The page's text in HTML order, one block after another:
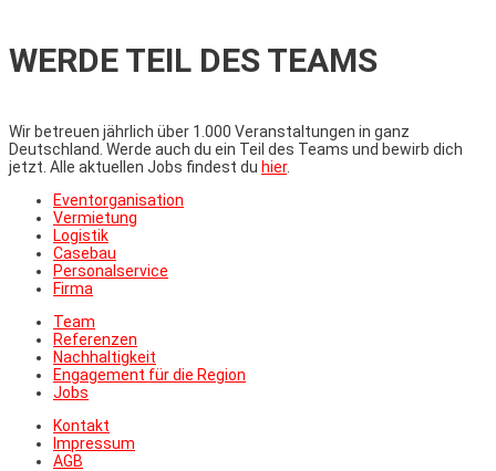
WERDE TEIL DES TEAMS
Wir betreuen jährlich über 1.000 Veranstaltungen in ganz
Deutschland. Werde auch du ein Teil des Teams und bewirb dich
jetzt. Alle aktuellen Jobs findest du hier.
Eventorganisation
Vermietung
Logistik
Casebau
Personalservice
Firma
Team
Referenzen
Nachhaltigkeit
Engagement für die Region
Jobs
Kontakt
Impressum
AGB